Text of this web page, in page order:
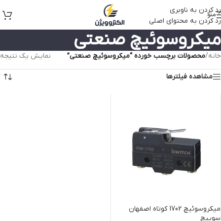
رد کردن به ناوبری
رد کردن به محتوای اصلی
منو
میکروسوئیچ صنعتی
خانه/محصولات برچسب خورده “میکروسوئیچ صنعتی” نمایش یک نتیجه
مشاهده فیلترها
میکروسوئیچ 1702 کوتاه اصفهان
سوییچ